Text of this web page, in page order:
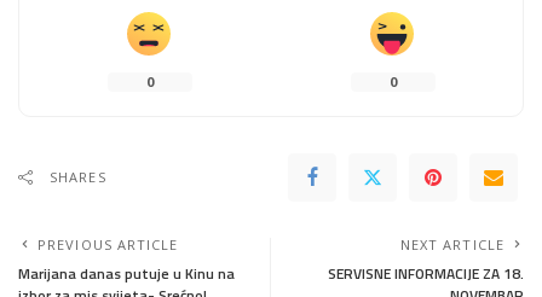
0 0
SHARES
PREVIOUS ARTICLE
Marijana danas putuje u Kinu na
NEXT ARTICLE
SERVISNE INFORMACIJE ZA 18.